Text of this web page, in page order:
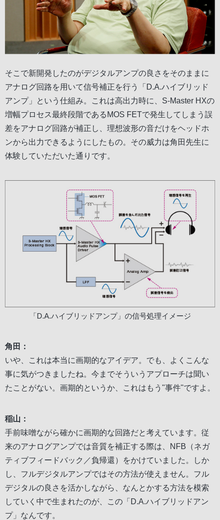
そこで新開発したのがデジタルアンプの良さをそのままに
アナログ回路を用いて信号補正を行う「D.A.ハイブリッド
アンプ」という仕組み。これは高出力時に、S-Master HXの
増幅プロセス最終段階であるMOS FETで発生してしまう誤
差をアナログ回路が補正し、理想波形の音だけをヘッドホ
ンから出力できるようにしたもの。その威力は角田先生に
体験していただいた通りです。
「D.A.ハイブリッドアンプ」の信号処理イメージ
角田：
いや、これは本当に画期的なアイデア。でも、よくこんな
事に気がつきましたね。今までそういうアプローチは聞い
たことがない。画期的というか、これはもう"事件"ですよ。
稲山：
手前味噌ながら確かに画期的な回路だと考えています。従
来のアナログアンプでは音質を補正する際は、NFB（ネガ
ティブフィードバック／負帰還）をかけていました。しか
し、フルデジタルアンプではその方法が使えません。フル
デジタルの良さを活かしながら、なんとかする方法を模索
していく中で生まれたのが、この「D.A.ハイブリッドアン
プ」なんです。